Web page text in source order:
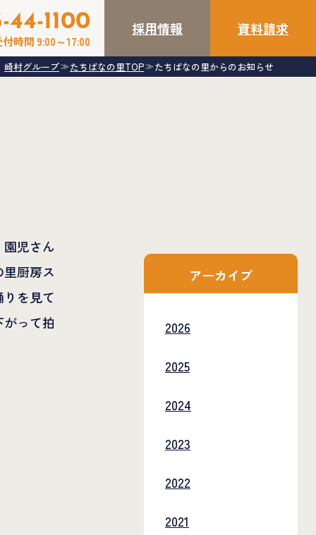
44-1100
時間 9:00～17:00
採用情報 資料請求
崎村グループ≫ たちばなの里TOP≫ たちばなの里からのお知らせ
児さん
厨房ス
を見て
って拍
アーカイブ
2026
2025
2024
2023
2022
2021